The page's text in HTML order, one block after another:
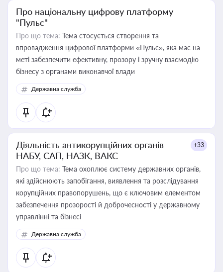
Про національну цифрову платформу
"Пульс"
Про що тема: Тема стосується створення та
впровадження цифрової платформи «Пульс», яка має на
меті забезпечити ефективну, прозору і зручну взаємодію
бізнесу з органами виконавчої влади
Державна служба
Діяльність антикорупційних органів
НАБУ, САП, НАЗК, ВАКС
+33
Про що тема: Тема охоплює систему державних органів,
які здійснюють запобігання, виявлення та розслідування
корупційних правопорушень, що є ключовим елементом
забезпечення прозорості й доброчесності у державному
управлінні та бізнесі
Державна служба